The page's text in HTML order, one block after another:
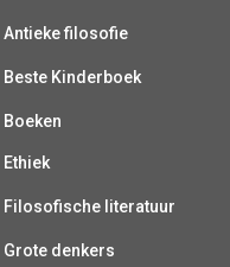
Antieke filosofie
Beste Kinderboek
Boeken
Ethiek
Filosofische literatuur
Grote denkers